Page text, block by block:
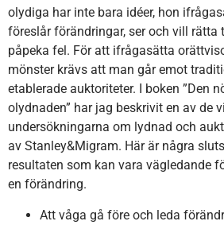
olydiga har inte bara idéer, hon
föreslår förändringar, ser och vill rätta
påpeka fel. För att ifrågasätta
mönster krävs att man går emot
etablerade auktoriteter. I boken ”Den
olydnaden” har jag beskrivit en av de
undersökningarna om lydnad och
av Stanley&Migram. Här är några
resultaten som kan vara vägledande
en förändring.
Att våga gå före och leda